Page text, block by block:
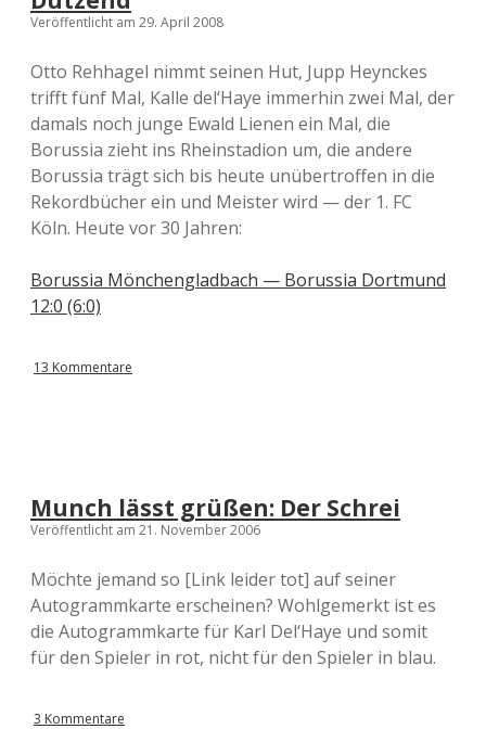
Veröffentlicht am 29. April 2008
Otto Rehhagel nimmt seinen Hut, Jupp Heynckes
trifft fünf Mal, Kalle del‘Haye immerhin zwei Mal, der
damals noch junge Ewald Lienen ein Mal, die
Borussia zieht ins Rheinstadion um, die andere
Borussia trägt sich bis heute unübertroffen in die
Rekordbücher ein und Meister wird — der 1. FC
Köln. Heute vor 30 Jahren:
Borussia Mönchengladbach — Borussia Dortmund
12:0 (6:0)
13 Kommentare
Munch lässt grüßen: Der Schrei
Veröffentlicht am 21. November 2006
Möchte jemand so [Link leider tot] auf seiner
Autogrammkarte erscheinen? Wohlgemerkt ist es
die Autogrammkarte für Karl Del‘Haye und somit
für den Spieler in rot, nicht für den Spieler in blau.
3 Kommentare